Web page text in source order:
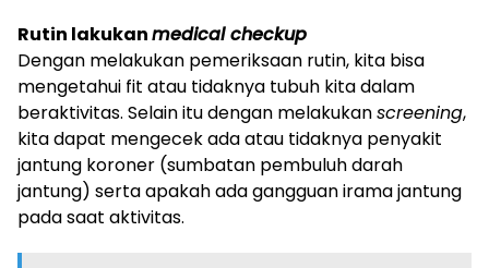
Rutin lakukanmedical checkup
Dengan melakukan pemeriksaan rutin, kita bisa
mengetahui fit atau tidaknya tubuh kita dalam
beraktivitas. Selain itu dengan melakukanscreening,
kita dapat mengecek ada atau tidaknya penyakit
jantung koroner (sumbatan pembuluh darah
jantung) serta apakah ada gangguan irama jantung
pada saat aktivitas.